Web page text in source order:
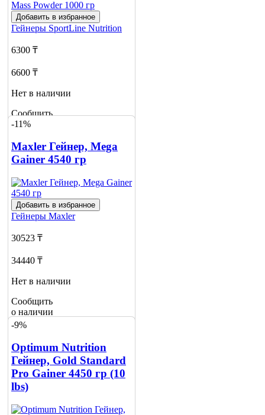
Добавить в избранное
Гейнеры SportLine Nutrition
6300 ₸
6600 ₸
Нет в наличии
Сообщить
о наличии
-11%
Maxler Гейнер, Mega
Gainer 4540 гр
Добавить в избранное
Гейнеры Maxler
30523 ₸
34440 ₸
Нет в наличии
Сообщить
о наличии
1
-9%
Optimum Nutrition
Гейнер, Gold Standard
Pro Gainer 4450 гр (10
lbs)